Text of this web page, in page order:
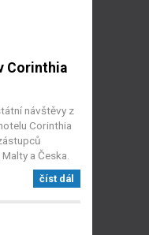
Corinthia
návštěvy z
Corinthia
a Česka.
číst dál